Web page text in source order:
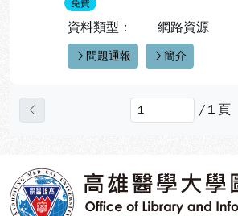
免費
資料類型： 網路資源
快速連結：
問題通報 簡介
/ 1 頁